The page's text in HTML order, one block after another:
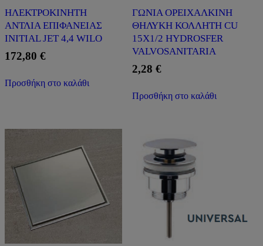
ΗΛΕΚΤΡΟΚΙΝΗΤΗ
ΑΝΤΛΙΑ ΕΠΙΦΑΝΕΙΑΣ
INITIAL JET 4,4 WILO
172,80 €
Προσθήκη στο καλάθι
ΓΩΝΙΑ ΟΡΕΙΧΑΛΚΙΝΗ
ΘΗΛΥΚΗ ΚΟΛΛΗΤΗ CU
15X1/2 HYDROSFER
VALVOSANITARIA
2,28 €
Προσθήκη στο καλάθι